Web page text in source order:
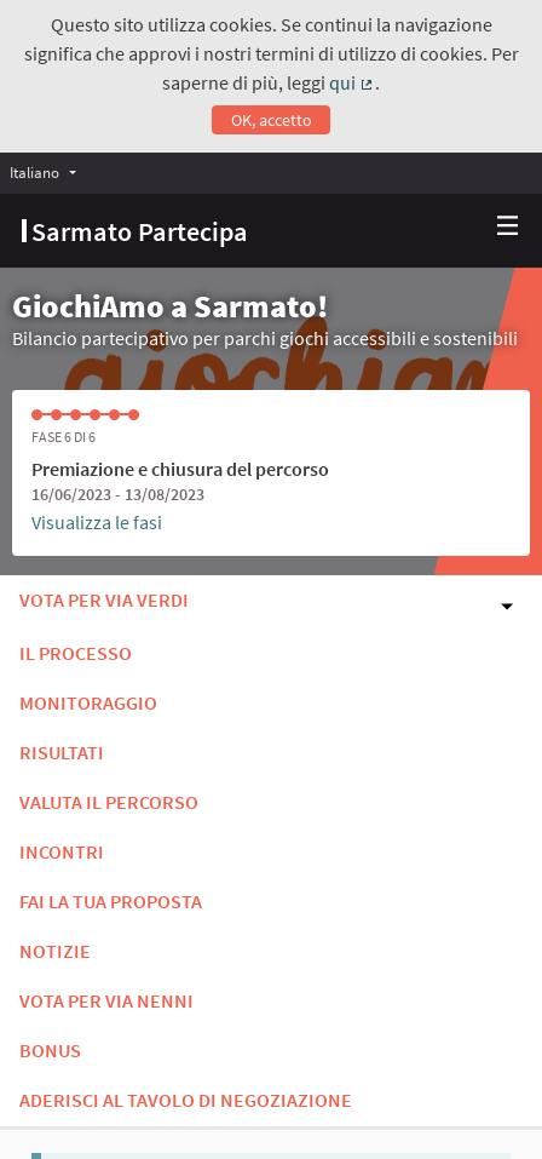
Questo sito utilizza cookies. Se continui la navigazione
significa che approvi i nostri termini di utilizzo di cookies. Per
saperne di più, leggiqui
.
OK, accetto
Sarmato Partecipa
Italiano Choose language
GiochiAmo a Sarmato!
Bilancio partecipativo per parchi giochi accessibili e sostenibili
FASE 6 DI 6
Premiazione e chiusura del percorso
16/06/2023 - 13/08/2023
Visualizza le fasi
VOTA PER VIA VERDI
IL PROCESSO
MONITORAGGIO
RISULTATI
VALUTA IL PERCORSO
INCONTRI
FAI LA TUA PROPOSTA
NOTIZIE
VOTA PER VIA NENNI
BONUS
ADERISCI AL TAVOLO DI NEGOZIAZIONE